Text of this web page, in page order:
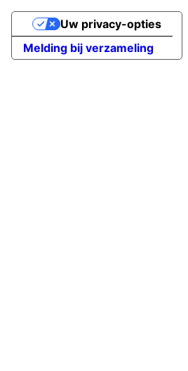
Melding bij verzameling
Uw privacy-opties